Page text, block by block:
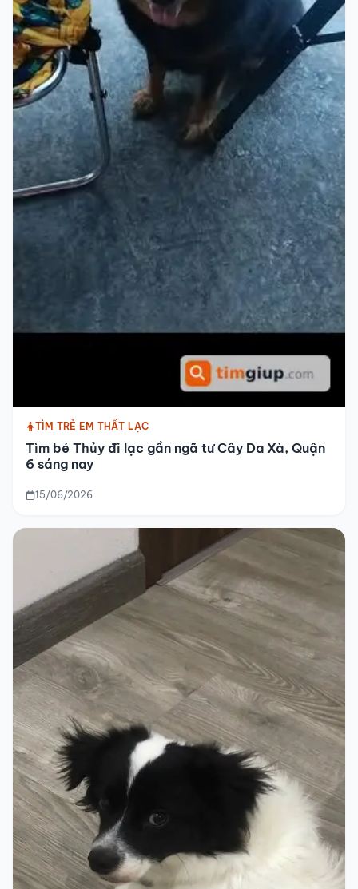
TÌM TRẺ EM THẤT LẠC
Tìm bé Thủy đi lạc gần ngã tư Cây Da Xà, Quận
6 sáng nay
15/06/2026